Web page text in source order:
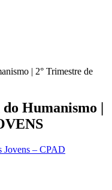
| 2° Trimestre de
Humanismo |
Jovens – CPAD